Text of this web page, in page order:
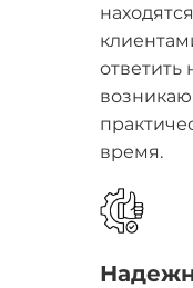
ответить
время.